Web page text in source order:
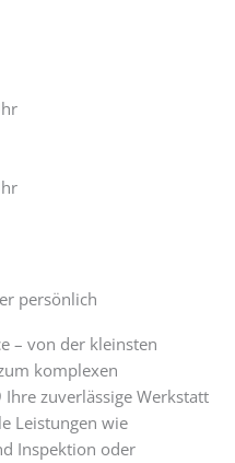
persönlich
– von der kleinsten
komplexen
zuverlässige Werkstatt
Leistungen wie
Inspektion oder